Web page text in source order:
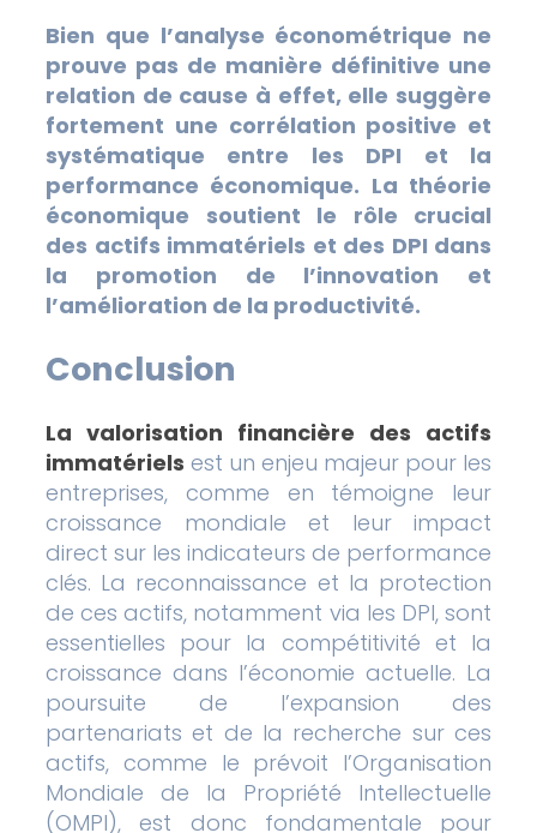
Bien que l’analyse économétrique ne
prouve pas de manière définitive une
relation de cause à effet, elle suggère
fortement une corrélation positive et
systématique entre les DPI et la
performance économique. La théorie
économique soutient le rôle crucial
des actifs immatériels et des DPI dans
la promotion de l’innovation et
l’amélioration de la productivité.
Conclusion
La valorisation financière des actifs
immatériels est un enjeu majeur pour les
entreprises, comme en témoigne leur
croissance mondiale et leur impact
direct sur les indicateurs de performance
clés. La reconnaissance et la protection
de ces actifs, notamment via les DPI, sont
essentielles pour la compétitivité et la
croissance dans l’économie actuelle. La
poursuite de l’expansion des
partenariats et de la recherche sur ces
actifs, comme le prévoit l’Organisation
Mondiale de la Propriété Intellectuelle
(OMPI), est donc fondamentale pour